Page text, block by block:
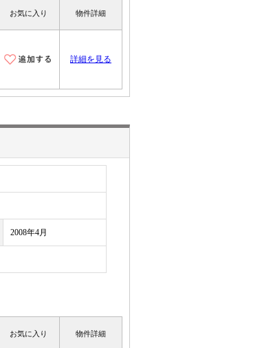
お気に入り 物件詳細
詳細を見る
2008年4月
お気に入り 物件詳細